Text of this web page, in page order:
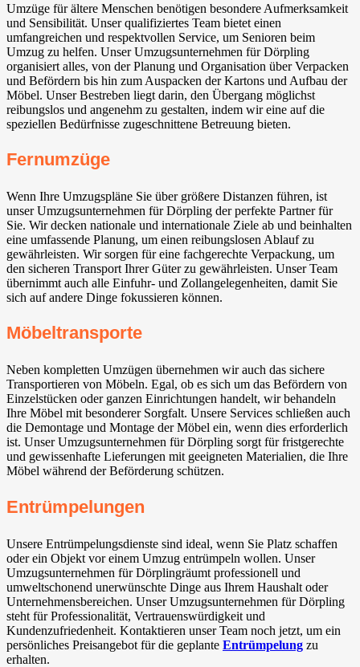
Umzüge für ältere Menschen benötigen besondere Aufmerksamkeit
und Sensibilität. Unser qualifiziertes Team bietet einen
umfangreichen und respektvollen Service, um Senioren beim
Umzug zu helfen. Unser Umzugsunternehmen für Dörpling
organisiert alles, von der Planung und Organisation über Verpacken
und Befördern bis hin zum Auspacken der Kartons und Aufbau der
Möbel. Unser Bestreben liegt darin, den Übergang möglichst
reibungslos und angenehm zu gestalten, indem wir eine auf die
speziellen Bedürfnisse zugeschnittene Betreuung bieten.
Fernumzüge
Wenn Ihre Umzugspläne Sie über größere Distanzen führen, ist
unser Umzugsunternehmen für Dörpling der perfekte Partner für
Sie. Wir decken nationale und internationale Ziele ab und beinhalten
eine umfassende Planung, um einen reibungslosen Ablauf zu
gewährleisten. Wir sorgen für eine fachgerechte Verpackung, um
den sicheren Transport Ihrer Güter zu gewährleisten. Unser Team
übernimmt auch alle Einfuhr- und Zollangelegenheiten, damit Sie
sich auf andere Dinge fokussieren können.
Möbeltransporte
Neben kompletten Umzügen übernehmen wir auch das sichere
Transportieren von Möbeln. Egal, ob es sich um das Befördern von
Einzelstücken oder ganzen Einrichtungen handelt, wir behandeln
Ihre Möbel mit besonderer Sorgfalt. Unsere Services schließen auch
die Demontage und Montage der Möbel ein, wenn dies erforderlich
ist. Unser Umzugsunternehmen für Dörpling sorgt für fristgerechte
und gewissenhafte Lieferungen mit geeigneten Materialien, die Ihre
Möbel während der Beförderung schützen.
Entrümpelungen
Unsere Entrümpelungsdienste sind ideal, wenn Sie Platz schaffen
oder ein Objekt vor einem Umzug entrümpeln wollen. Unser
Umzugsunternehmen für Dörplingräumt professionell und
umweltschonend unerwünschte Dinge aus Ihrem Haushalt oder
Unternehmensbereichen. Unser Umzugsunternehmen für Dörpling
steht für Professionalität, Vertrauenswürdigkeit und
Kundenzufriedenheit. Kontaktieren unser Team noch jetzt, um ein
persönliches Preisangebot für die geplante Entrümpelung zu
erhalten.